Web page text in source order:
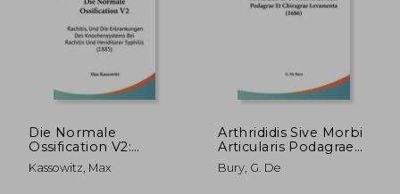
Die Normale
Ossification V2:
Rachitis, Und Die
Erkrankungen Des
Kassowitz, Max
Arthrididis Sive Morbi
Articularis Podagrae
Et Chiragrae
Levamenta (1686) (en
Bury, G. De